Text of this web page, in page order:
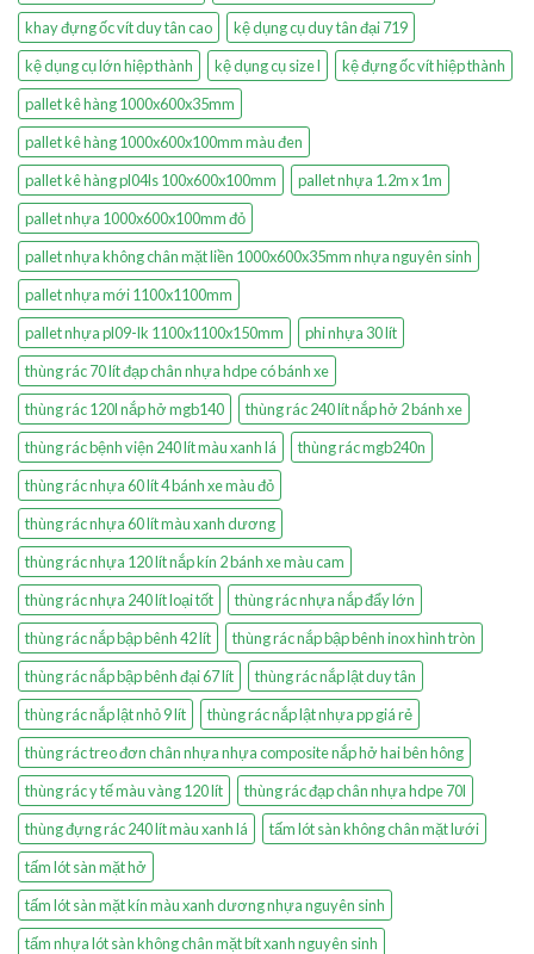
khay đựng ốc vít duy tân cao
kệ dụng cụ duy tân đại 719
kệ dụng cụ lớn hiệp thành
kệ dụng cụ size l
kệ đựng ốc vít hiệp thành
pallet kê hàng 1000x600x35mm
pallet kê hàng 1000x600x100mm màu đen
pallet kê hàng pl04ls 100x600x100mm
pallet nhựa 1.2m x 1m
pallet nhựa 1000x600x100mm đỏ
pallet nhựa không chân mặt liền 1000x600x35mm nhựa nguyên sinh
pallet nhựa mới 1100x1100mm
pallet nhựa pl09-lk 1100x1100x150mm
phi nhựa 30 lít
thùng rác 70 lít đạp chân nhựa hdpe có bánh xe
thùng rác 120l nắp hở mgb140
thùng rác 240 lít nắp hở 2 bánh xe
thùng rác bệnh viện 240 lít màu xanh lá
thùng rác mgb240n
thùng rác nhựa 60 lít 4 bánh xe màu đỏ
thùng rác nhựa 60 lít màu xanh dương
thùng rác nhựa 120 lít nắp kín 2 bánh xe màu cam
thùng rác nhựa 240 lít loại tốt
thùng rác nhựa nắp đẩy lớn
thùng rác nắp bập bênh 42 lít
thùng rác nắp bập bênh inox hình tròn
thùng rác nắp bập bênh đại 67 lít
thùng rác nắp lật duy tân
thùng rác nắp lật nhỏ 9 lít
thùng rác nắp lật nhựa pp giá rẻ
thùng rác treo đơn chân nhựa nhựa composite nắp hở hai bên hông
thùng rác y tế màu vàng 120 lít
thùng rác đạp chân nhựa hdpe 70l
thùng đựng rác 240 lít màu xanh lá
tấm lót sàn không chân mặt lưới
tấm lót sàn mặt hở
tấm lót sàn mặt kín màu xanh dương nhựa nguyên sinh
tấm nhựa lót sàn không chân mặt bít xanh nguyên sinh